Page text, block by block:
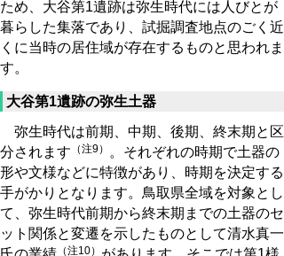
ため、大谷第1遺跡は弥生時代には人びとが
暮らした集落であり、試掘調査地点のごく近
くに当時の居住域が存在するものと思われま
す。
大谷第1遺跡の弥生土器
弥生時代は前期、中期、後期、終末期と区
分されます （注9）
。それぞれの時期で土器の
形や文様などに特徴があり、時期を決定する
手がかりとなります。鳥取県全域を対象とし
て、弥生時代前期から終末期までの土器のセ
ット関係と変遷を示したものとして清水真一
（注10）